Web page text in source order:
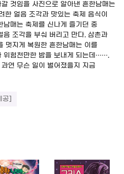
것임을 사진으로 알아낸 흔한남매는
한 얼음 조각과 맛있는 축제 음식이
남매는 축제를 신나게 즐기던 중
음 조각을 부숴 버리고 만다. 삼촌과
멋지게 복원한 흔한남매는 이를
위험천만한 밤을 보내게 되는데…….
연 무슨 일이 벌어졌을지 지금
]